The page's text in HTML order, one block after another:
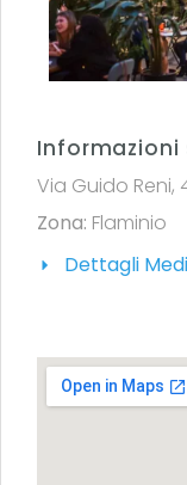
Informazioni
Via Guido Reni,
Zona: Flaminio
Dettagli